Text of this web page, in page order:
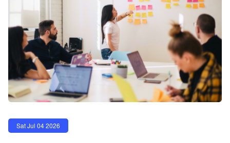
Sat Jul 04 2026